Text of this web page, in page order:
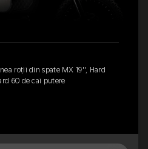
roții din spate MX 19'', Hard
60 de cai putere